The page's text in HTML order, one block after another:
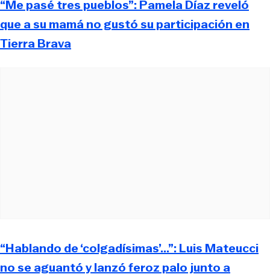
“Me pasé tres pueblos”: Pamela Díaz reveló
que a su mamá no gustó su participación en
Tierra Brava
“Hablando de ‘colgadísimas’...”: Luis Mateucci
no se aguantó y lanzó feroz palo junto a